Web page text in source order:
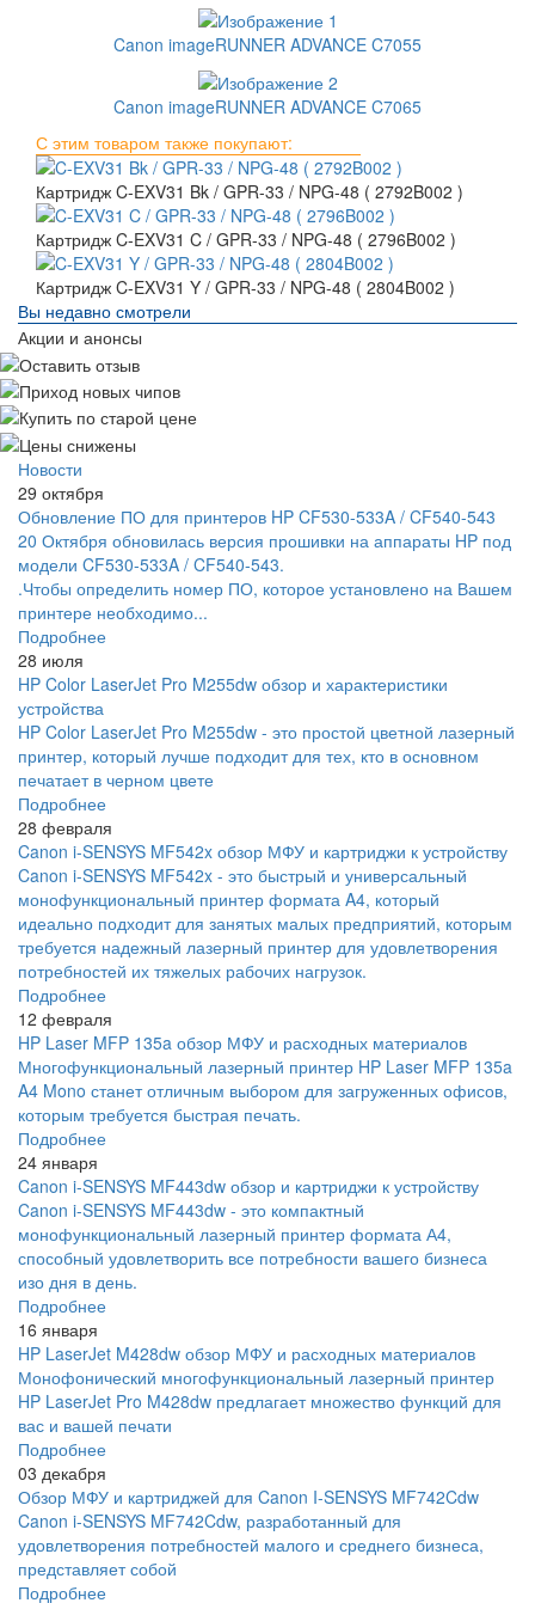
Canon imageRUNNER ADVANCE C7055
Canon imageRUNNER ADVANCE C7065
С этим товаром также покупают:
Картридж C-EXV31 Bk / GPR-33 / NPG-48 ( 2792B002 )
Картридж C-EXV31 C / GPR-33 / NPG-48 ( 2796B002 )
Картридж C-EXV31 Y / GPR-33 / NPG-48 ( 2804B002 )
Вы недавно смотрели
Акции и анонсы
Новости
29 октября
Обновление ПО для принтеров HP CF530-533A / CF540-543
20 Октября обновилась версия прошивки на аппараты HP под
модели CF530-533A / CF540-543.
.Чтобы определить номер ПО, которое установлено на Вашем
принтере необходимо...
Подробнее
28 июля
HP Color LaserJet Pro M255dw обзор и характеристики
устройства
HP Color LaserJet Pro M255dw - это простой цветной лазерный
принтер, который лучше подходит для тех, кто в основном
печатает в черном цвете
Подробнее
28 февраля
Canon i-SENSYS MF542x обзор МФУ и картриджи к устройству
Canon i-SENSYS MF542x - это быстрый и универсальный
монофункциональный принтер формата A4, который
идеально подходит для занятых малых предприятий, которым
требуется надежный лазерный принтер для удовлетворения
потребностей их тяжелых рабочих нагрузок.
Подробнее
12 февраля
HP Laser MFP 135a обзор МФУ и расходных материалов
Многофункциональный лазерный принтер HP Laser MFP 135a
A4 Mono станет отличным выбором для загруженных офисов,
которым требуется быстрая печать.
Подробнее
24 января
Canon i-SENSYS MF443dw обзор и картриджи к устройству
Canon i-SENSYS MF443dw - это компактный
монофункциональный лазерный принтер формата А4,
способный удовлетворить все потребности вашего бизнеса
изо дня в день.
Подробнее
16 января
HP LaserJet M428dw обзор МФУ и расходных материалов
Монофонический многофункциональный лазерный принтер
HP LaserJet Pro M428dw предлагает множество функций для
вас и вашей печати
Подробнее
03 декабря
Обзор МФУ и картриджей для Canon I-SENSYS MF742Cdw
Canon i-SENSYS MF742Cdw, разработанный для
удовлетворения потребностей малого и среднего бизнеса,
представляет собой
Подробнее